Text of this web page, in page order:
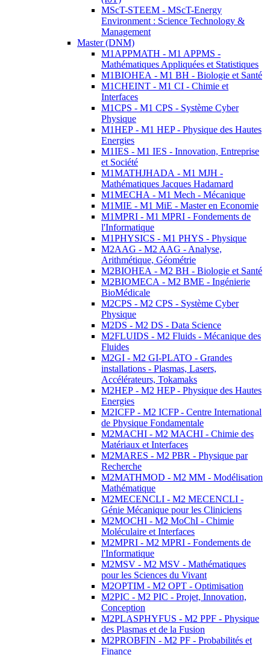
MScT-STEEM - MScT-Energy
Environment : Science Technology &
Management
Master (DNM)
M1APPMATH - M1 APPMS -
Mathématiques Appliquées et Statistiques
M1BIOHEA - M1 BH - Biologie et Santé
M1CHEINT - M1 CI - Chimie et
Interfaces
M1CPS - M1 CPS - Système Cyber
Physique
M1HEP - M1 HEP - Physique des Hautes
Energies
M1IES - M1 IES - Innovation, Entreprise
et Société
M1MATHJHADA - M1 MJH -
Mathématiques Jacques Hadamard
M1MECHA - M1 Mech - Mécanique
M1MIE - M1 MiE - Master en Economie
M1MPRI - M1 MPRI - Fondements de
l'Informatique
M1PHYSICS - M1 PHYS - Physique
M2AAG - M2 AAG - Analyse,
Arithmétique, Géométrie
M2BIOHEA - M2 BH - Biologie et Santé
M2BIOMECA - M2 BME - Ingénierie
BioMédicale
M2CPS - M2 CPS - Système Cyber
Physique
M2DS - M2 DS - Data Science
M2FLUIDS - M2 Fluids - Mécanique des
Fluides
M2GI - M2 GI-PLATO - Grandes
installations - Plasmas, Lasers,
Accélérateurs, Tokamaks
M2HEP - M2 HEP - Physique des Hautes
Energies
M2ICFP - M2 ICFP - Centre International
de Physique Fondamentale
M2MACHI - M2 MACHI - Chimie des
Matériaux et Interfaces
M2MARES - M2 PBR - Physique par
Recherche
M2MATHMOD - M2 MM - Modélisation
Mathématique
M2MECENCLI - M2 MECENCLI -
Génie Mécanique pour les Cliniciens
M2MOCHI - M2 MoChI - Chimie
Moléculaire et Interfaces
M2MPRI - M2 MPRI - Fondements de
l'Informatique
M2MSV - M2 MSV - Mathématiques
pour les Sciences du Vivant
M2OPTIM - M2 OPT - Optimisation
M2PIC - M2 PIC - Projet, Innovation,
Conception
M2PLASPHYFUS - M2 PPF - Physique
des Plasmas et de la Fusion
M2PROBFIN - M2 PF - Probabilités et
Finance